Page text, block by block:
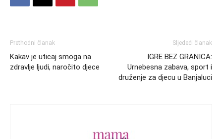
Prethodni članak
Kakav je uticaj smoga na
zdravlje ljudi, naročito djece
Sljedeći članak
IGRE BEZ GRANICA:
Urnebesna zabava, sport i
druženje za djecu u Banjaluci